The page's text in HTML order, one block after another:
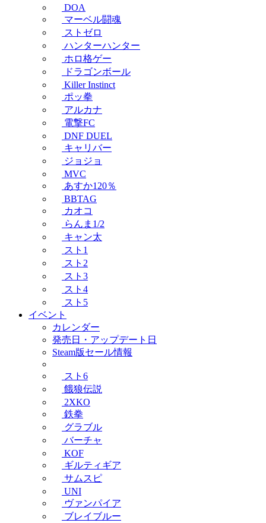
DOA
マーベル闘魂
ストゼロ
ハンターハンター
ホロ格ゲー
ドラゴンボール
Killer Instinct
ポッ拳
アルカナ
電撃FC
DNF DUEL
キャリバー
ジョジョ
MVC
あすか120％
BBTAG
カオコ
らんま1/2
キャン太
スト1
スト2
スト3
スト4
スト5
イベント
カレンダー
発売日・アップデート日
Steam版セール情報
スト6
餓狼伝説
2XKO
鉄拳
グラブル
バーチャ
KOF
ギルティギア
サムスピ
UNI
ヴァンパイア
ブレイブルー